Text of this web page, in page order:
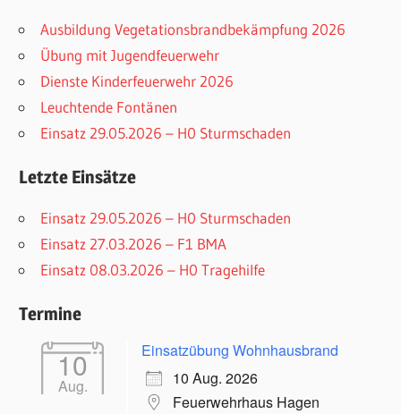
Ausbildung Vegetationsbrandbekämpfung 2026
Übung mit Jugendfeuerwehr
Dienste Kinderfeuerwehr 2026
Leuchtende Fontänen
Einsatz 29.05.2026 – H0 Sturmschaden
Letzte Einsätze
Einsatz 29.05.2026 – H0 Sturmschaden
Einsatz 27.03.2026 – F1 BMA
Einsatz 08.03.2026 – H0 Tragehilfe
Termine
10
Aug.
Einsatzübung Wohnhausbrand
10 Aug. 2026
Feuerwehrhaus Hagen